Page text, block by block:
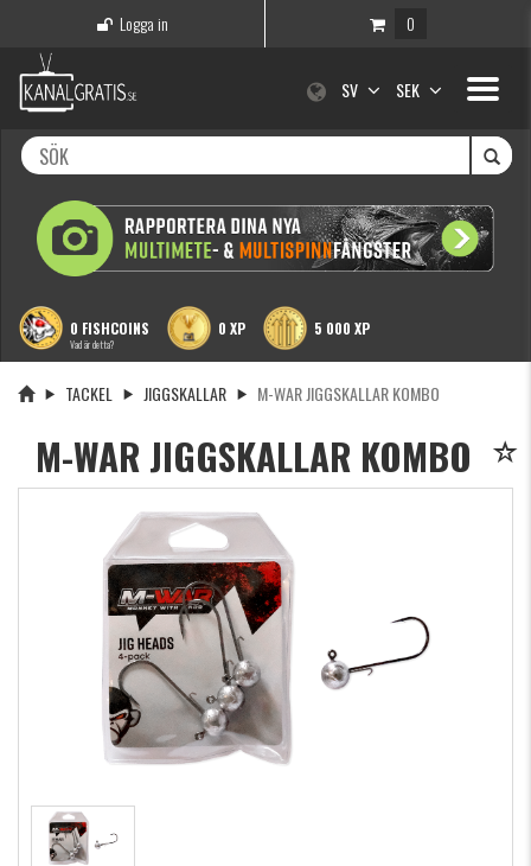
Logga in 0
Toggle
SV SEK
0 FISHCOINS
Vad är detta?
0 XP 5 000 XP
TACKEL JIGGSKALLAR M-WAR JIGGSKALLAR KOMBO
M-WAR JIGGSKALLAR KOMBO